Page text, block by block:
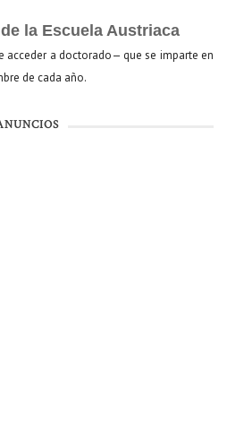
la Escuela Austriaca
a doctorado— que se imparte en
de cada año.